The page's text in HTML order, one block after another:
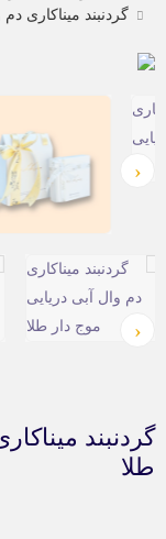
گردنبند میناکاری
‹
‹
گردنبند
طلا